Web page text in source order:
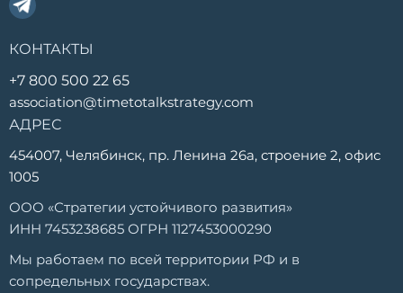
КОНТАКТЫ
+7 800 500 22 65
association@timetotalkstrategy.com
АДРЕС
454007, Челябинск, пр. Ленина 26а, строение 2, офис
1005
ООО «Стратегии устойчивого развития»
ИНН 7453238685 ОГРН 1127453000290
Мы работаем по всей территории РФ и в
сопредельных государствах.